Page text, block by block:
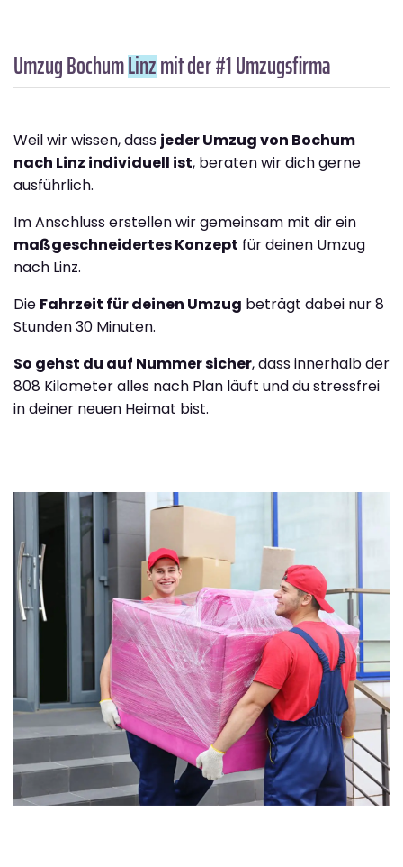
Umzug BochumLinzmit der #1 Umzugsfirma
Weil wir wissen, dass jeder Umzug von Bochum
nach Linz individuell ist, beraten wir dich gerne
ausführlich.
Im Anschluss erstellen wir gemeinsam mit dir ein
maßgeschneidertes Konzept für deinen Umzug
nach Linz.
Die Fahrzeit für deinen Umzug beträgt dabei nur 8
Stunden 30 Minuten.
So gehst du auf Nummer sicher, dass innerhalb der
808 Kilometer alles nach Plan läuft und du stressfrei
in deiner neuen Heimat bist.